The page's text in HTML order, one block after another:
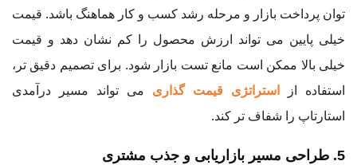
توان پرداخت بازار و مرحله رشد کسب و کار هماهنگ باشد. قیمت
خیلی پایین می تواند ارزش محصول را کم نشان دهد و قیمت
خیلی بالا ممکن است مانع تست بازار شود. برای تصمیم دقیق تر،
استفاده از
استراتژی قیمت گذاری می تواند مسیر درآمدی
استارتاپ را شفاف تر کند.
5. طراحی مسیر بازاریابی و جذب مشتری